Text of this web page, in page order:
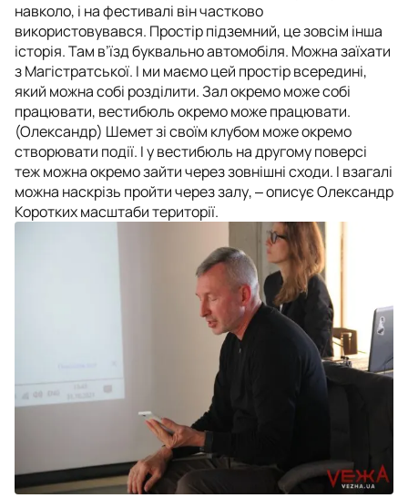
навколо, і на фестивалі він частково
використовувався. Простір підземний, це зовсім інша
історія. Там в’їзд буквально автомобіля. Можна заїхати
з Магістратської. І ми маємо цей простір всередині,
який можна собі розділити. Зал окремо може собі
працювати, вестибюль окремо може працювати.
(Олександр) Шемет зі своїм клубом може окремо
створювати події. І у вестибюль на другому поверсі
теж можна окремо зайти через зовнішні сходи. І взагалі
можна наскрізь пройти через залу, ‒ описує Олександр
Коротких масштаби території.